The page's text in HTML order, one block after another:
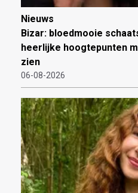
Nieuws
Bizar: bloedmooie
heerlijke hoogtepunten
zien
06-08-2026